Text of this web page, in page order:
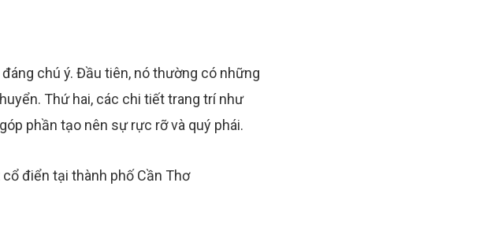
chú ý. Đầu tiên, nó thường có những
Thứ hai, các chi tiết trang trí như
phần tạo nên sự rực rỡ và quý phái.